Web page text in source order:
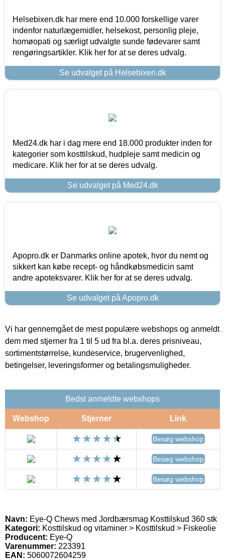
Helsebixen.dk har mere end 10.000 forskellige varer
indenfor naturlægemidler, helsekost, personlig pleje,
homøopati og særligt udvalgte sunde fødevarer samt
rengøringsartikler. Klik her for at se deres udvalg.
Se udvalget på Helsebixen.dk
Med24.dk har i dag mere end 18.000 produkter inden for
kategorier som kosttilskud, hudpleje samt medicin og
medicare. Klik her for at se deres udvalg.
Se udvalget på Med24.dk
Apopro.dk er Danmarks online apotek, hvor du nemt og
sikkert kan købe recept- og håndkøbsmedicin samt
andre apoteksvarer. Klik her for at se deres udvalg.
Se udvalget på Apopro.dk
Vi har gennemgået de mest populære webshops og anmeldt
dem med stjerner fra 1 til 5 ud fra bl.a. deres prisniveau,
sortimentstørrelse, kundeservice, brugervenlighed,
betingelser, leveringsformer og betalingsmuligheder.
Bedst anmeldte webshops
Webshop Stjerner Link
Besøg webshop
Besøg webshop
Besøg webshop
Navn: Eye-Q Chews med Jordbærsmag Kosttilskud 360 stk
Kategori: Kosttilskud og vitaminer > Kosttilskud > Fiskeolie
Producent: Eye-Q
Varenummer: 223391
EAN: 5060072604259